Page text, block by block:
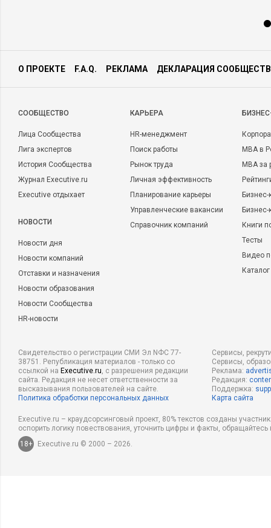
О ПРОЕКТЕ F.A.Q. РЕКЛАМА ДЕКЛАРАЦИЯ
CООБЩЕСТВО
Лица Сообщества
Лига экспертов
История Сообщества
Журнал Executive.ru
Executive отдыхает
НОВОСТИ
Новости дня
Новости компаний
Отставки и назначения
Новости образования
Новости Сообщества
HR-новости
КАРЬЕРА
HR-менеджмент
Поиск работы
Рынок труда
Личная эффективность
Планирование карьеры
Управленческие вакансии
Справочник компаний
MBA в
MBA
Бизнес-
Книги
Тесты
Видео
Свидетельство о регистрации СМИ Эл NФС 77-
38751. Републикация материалов - только со
ссылкой на Executive.ru, с разрешения редакции
сайта. Редакция не несет ответственности за
высказывания пользователей на сайте.
Политика обработки персональных данных
Сервисы,
Сервисы,
Реклама:
Редакция:
Поддержка:
Карта сайта
Executive.ru – краудсорсинговый проект, 80% текстов созданы
оспорить логику повествования, уточнить цифры и факты,
18+
Executive.ru © 2000 – 2026.